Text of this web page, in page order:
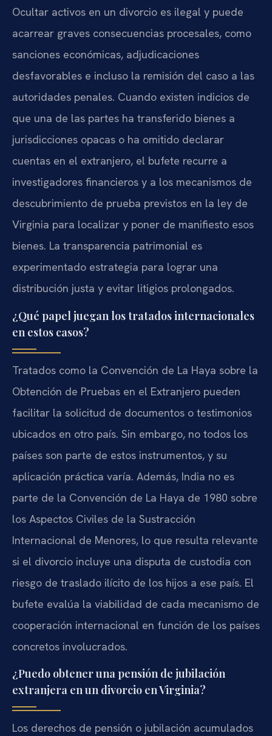
Ocultar activos en un divorcio es ilegal y puede
acarrear graves consecuencias procesales, como
sanciones económicas, adjudicaciones
desfavorables e incluso la remisión del caso a las
autoridades penales. Cuando existen indicios de
que una de las partes ha transferido bienes a
jurisdicciones opacas o ha omitido declarar
cuentas en el extranjero, el bufete recurre a
investigadores financieros y a los mecanismos de
descubrimiento de prueba previstos en la ley de
Virginia para localizar y poner de manifiesto esos
bienes. La transparencia patrimonial es
experimentado estrategia para lograr una
distribución justa y evitar litigios prolongados.
¿Qué papel juegan los tratados internacionales
en estos casos?
Tratados como la Convención de La Haya sobre la
Obtención de Pruebas en el Extranjero pueden
facilitar la solicitud de documentos o testimonios
ubicados en otro país. Sin embargo, no todos los
países son parte de estos instrumentos, y su
aplicación práctica varía. Además, India no es
parte de la Convención de La Haya de 1980 sobre
los Aspectos Civiles de la Sustracción
Internacional de Menores, lo que resulta relevante
si el divorcio incluye una disputa de custodia con
riesgo de traslado ilícito de los hijos a ese país. El
bufete evalúa la viabilidad de cada mecanismo de
cooperación internacional en función de los países
concretos involucrados.
¿Puedo obtener una pensión de jubilación
extranjera en un divorcio en Virginia?
Los derechos de pensión o jubilación acumulados